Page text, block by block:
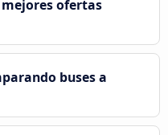
ofertas
buses a